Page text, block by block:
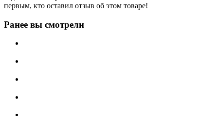
первым, кто оставил отзыв об этом товаре!
Ранее вы смотрели